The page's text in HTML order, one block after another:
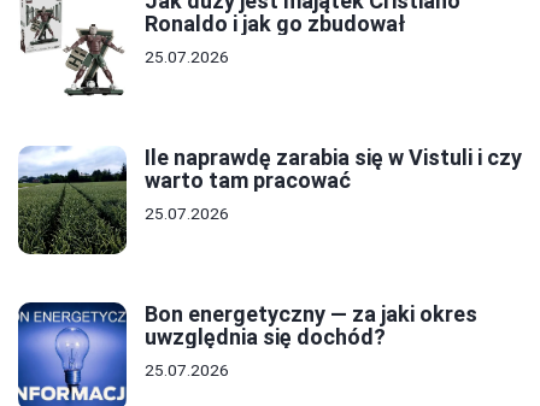
Ronaldo i jak go zbudował
25.07.2026
Ile naprawdę zarabia się w Vistuli i czy
warto tam pracować
25.07.2026
Bon energetyczny — za jaki okres
uwzględnia się dochód?
25.07.2026